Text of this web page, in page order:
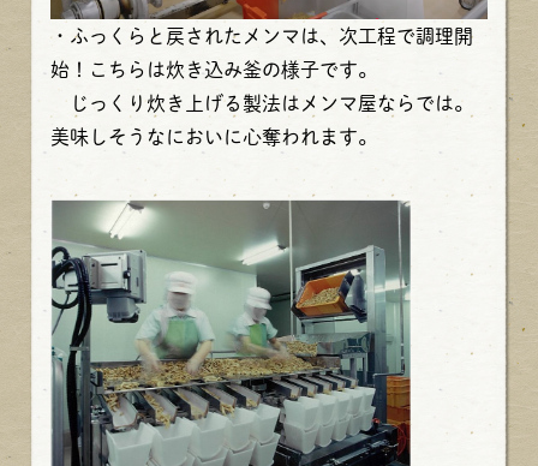
・ふっくらと戻されたメンマは、次工程で調理開
始！こちらは炊き込み釜の様子です。
じっくり炊き上げる製法はメンマ屋ならでは。
美味しそうなにおいに心奪われます。